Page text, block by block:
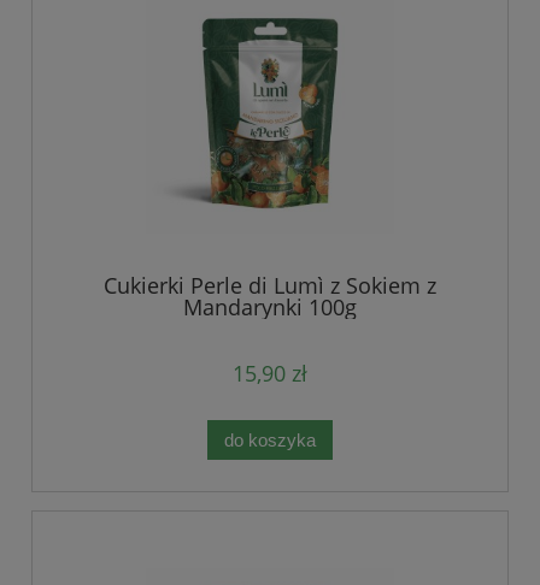
Cukierki Perle di Lumì z Sokiem z
Mandarynki 100g
15,90 zł
do koszyka